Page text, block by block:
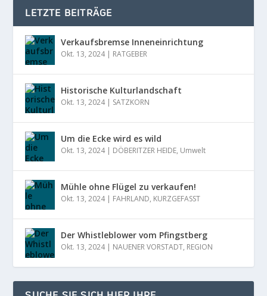
LETZTE BEITRÄGE
Verkaufsbremse Inneneinrichtung
Okt. 13, 2024| RATGEBER
Historische Kulturlandschaft
Okt. 13, 2024| SATZKORN
Um die Ecke wird es wild
Okt. 13, 2024| DÖBERITZER HEIDE, Umwelt
Mühle ohne Flügel zu verkaufen!
Okt. 13, 2024| FAHRLAND, KURZGEFASST
Der Whistleblower vom Pfingstberg
Okt. 13, 2024| NAUENER VORSTADT, REGION